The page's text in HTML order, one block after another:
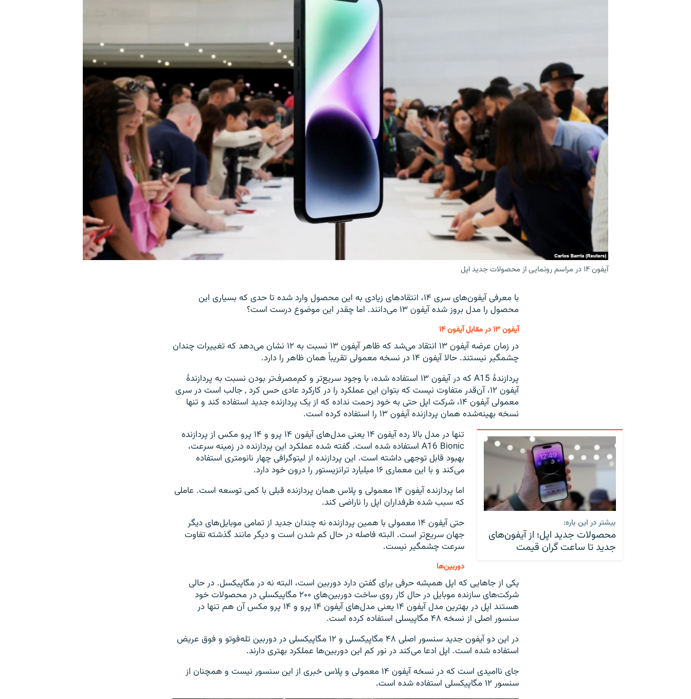
آیفون ۱۴ در مراسم رونمایی از محصولات جدید اپل
با معرفی آیفون‌های سری ۱۴، انتقاد‌های زیادی به این محصول وارد شده تا حدی که بسیاری این
محصول را مدل بروز شده آیفون ۱۳ می‌دانند. اما چقدر این موضوع درست است؟
آیفون ۱۳ در مقابل آیفون ۱۴
در زمان عرضه آیفون ۱۳ انتقاد می‌شد که ظاهر آیفون ۱۳ نسبت به ۱۲ نشان می‌دهد که تغییرات چندان
چشمگیر نیستند. حالا آیفون ۱۴ در نسخه معمولی تقریباً همان ظاهر را دارد.
پردازندۀ A15
که در آیفون ۱۳ استفاده شده، با وجود سریع‌تر و کم‌مصرف‌تر بودن نسبت به پردازندۀ
آیفون ۱۲، آن‌قدر متفاوت نیست که بتوان این عملکرد را در کارکرد عادی حس کرد , جالب است در سری
معمولی آیفون ۱۴، شرکت اپل حتی به خود زحمت نداده که از یک پردازنده جدید استفاده کند و تنها
نسخه بهینه‌شده همان پردازنده آیفون ۱۳ را استفاده کرده است.
بیشتر در این باره:
محصولات جدید اپل؛ از آیفون‌های
جدید تا ساعت گران قیمت
تنها در مدل بالا رده آیفون ۱۴ یعنی مدل‌‌های آیفون ۱۴ پرو و ۱۴ پرو مکس از پردازنده
A16 Bionic استفاده شده است. گفته شده عملکرد این پردازنده در زمینه سرعت،
بهبود قابل توجهی داشته است. این پردازنده از لیتوگرافی چهار نانومتری استفاده
می‌کند و با این معماری ۱۶ میلیارد ترانزیستور را درون خود دارد.
اما پردازنده آیفون ۱۴ معمولی و پلاس همان پردازنده قبلی با کمی توسعه است. عاملی
که سبب شده طرفداران اپل را ناراضی کند.
حتی آیفون ۱۴ معمولی با همین پردازنده نه چندان جدید از تمامی موبایل‌های دیگر
جهان سریع‌تر است. البته فاصله در حال کم شدن است و دیگر مانند گذشته تفاوت
سرعت چشمگیر نیست.
دوربین‌ها
یکی از جاهایی که اپل همیشه حرفی برای گفتن دارد دوربین است، البته نه در مگاپیکسل. در حالی
شرکت‌های سازنده موبایل در حال کار روی ساخت دوربین‌‌های ۲۰۰ مگاپیکسلی در محصولات خود
هستند اپل در بهترین مدل آیفون ۱۴ یعنی مدل‌‌های آیفون ۱۴ پرو و ۱۴ پرو مکس آن هم تنها در
سنسور اصلی از نسخه ۴۸ مگاپیسلی استفاده کرده است.
در این دو آیفون جدید سنسور اصلی ۴۸ مگاپیکسلی و ۱۲ مگاپیکسلی در دوربین‌ تله‌فوتو و فوق عریض
استفاده شده است. اپل ادعا می‌کند در نور کم این دوربین‌ها عملکرد بهتری دارند.
جای ناامیدی است که در نسخه آیفون ۱۴ معمولی و پلاس خبری از این سنسور نیست و همچنان از
سنسور ۱۲ مگاپیکسلی استفاده شده است.